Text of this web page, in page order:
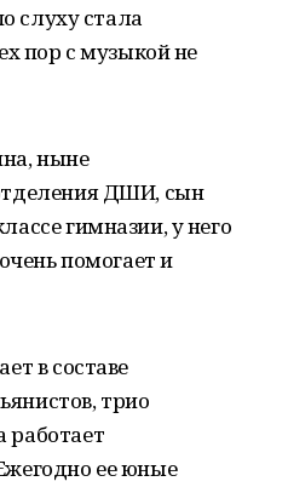
слуху стала
пор с музыкой не
ныне
ДШИ, сын
гимназии, у него
помогает и
в составе
трио
работает
ее юные